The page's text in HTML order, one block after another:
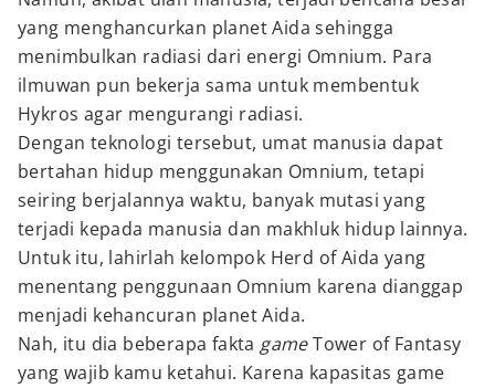
yang menghancurkan planet Aida sehingga
menimbulkan radiasi dari energi Omnium. Para
ilmuwan pun bekerja sama untuk membentuk
Hykros agar mengurangi radiasi.
Dengan teknologi tersebut, umat manusia dapat
bertahan hidup menggunakan Omnium, tetapi
seiring berjalannya waktu, banyak mutasi yang
terjadi kepada manusia dan makhluk hidup lainnya.
Untuk itu, lahirlah kelompok Herd of Aida yang
menentang penggunaan Omnium karena dianggap
menjadi kehancuran planet Aida.
Nah, itu dia beberapa fakta gameTower of Fantasy
yang wajib kamu ketahui. Karena kapasitas game